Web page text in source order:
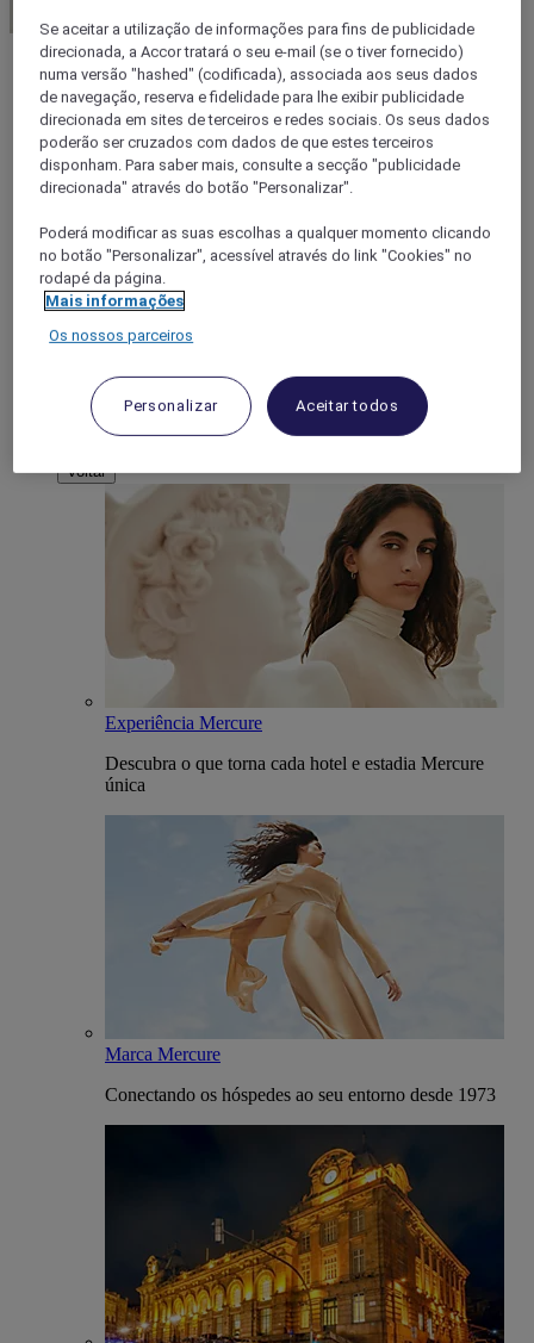
Destinos
Voltar
Continente
Europa
Ásia
Médio Oriente
África
Austrália-Pacífico
Nossos principais destinos
Ver todos os destinos
Ofertas
Guia de viagem local
Voltar
Experiência Mercure
Descubra o que torna cada hotel e estadia Mercure
única
Marca Mercure
Conectando os hóspedes ao seu entorno desde 1973
Se aceitar a utilização de informações para fins de publicidade
direcionada, a Accor tratará o seu e-mail (se o tiver fornecido)
numa versão "hashed" (codificada), associada aos seus dados
de navegação, reserva e fidelidade para lhe exibir publicidade
direcionada em sites de terceiros e redes sociais. Os seus dados
poderão ser cruzados com dados de que estes terceiros
disponham. Para saber mais, consulte a secção "publicidade
direcionada" através do botão "Personalizar".
Poderá modificar as suas escolhas a qualquer momento clicando
no botão "Personalizar", acessível através do link "Cookies" no
rodapé da página.
Mais informações
Os nossos parceiros
Personalizar Aceitar todos